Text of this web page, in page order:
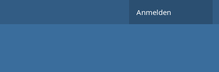
Anmelden